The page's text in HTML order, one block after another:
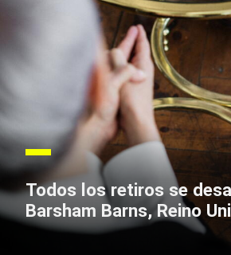
Todos los retiros se
Barsham Barns, Reino